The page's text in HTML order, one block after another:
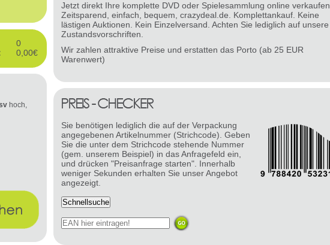
Jetzt direkt Ihre komplette DVD oder Spielesammlung online verkaufen.
Zeitsparend, einfach, bequem, crazydeal.de. Komplettankauf. Keine
lästigen Auktionen. Kein Einzelversand. Achten Sie lediglich auf unsere
Zustandsvorschriften.
Wir zahlen attraktive Preise und erstatten das Porto (ab 25 EUR
Warenwert)
Sie benötigen lediglich die auf der Verpackung
angegebenen Artikelnummer (Strichcode). Geben
Sie die unter dem Strichcode stehende Nummer
(gem. unserem Beispiel) in das Anfragefeld ein,
und drücken "Preisanfrage starten". Innerhalb
weniger Sekunden erhalten Sie unser Angebot
angezeigt.
0
0,00€
hoch,